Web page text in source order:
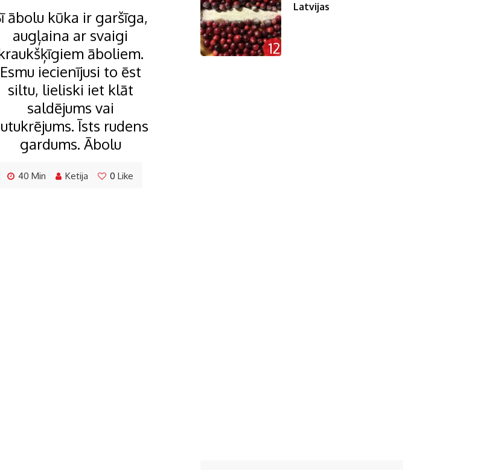
ābolu kūka ir garšīga,
augļaina ar svaigi
āboliem.
Esmu iecienījusi to ēst
siltu, lieliski iet klāt
saldējums vai
Īsts rudens
gardums. Ābolu
40 Min Ketija 0 Like
12
Latvijas